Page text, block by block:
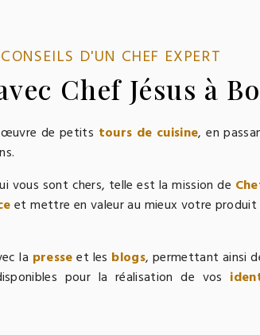
D'UN CHEF EXPERT
Chef Jésus à
de petits tours de cuisine, en
vous sont chers, telle est la mission de
et mettre en valeur au mieux votre
la presseet les blogs, permettant ainsi
pour la réalisation de vos